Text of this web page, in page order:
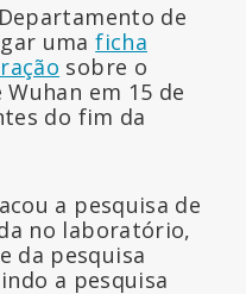
de
umaficha
sobre o
em 15 de
do fim da
a pesquisa de
no laboratório,
da pesquisa
a pesquisa